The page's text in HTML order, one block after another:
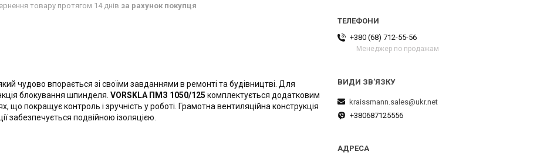
товару протягом 14 днів за рахунок покупця
чудово впорається зі своїми завданнями в ремонті та будівництві. Для
блокування шпинделя. VORSKLA ПМЗ 1050/125 комплектується додатковим
що покращує контроль і зручність у роботі. Грамотна вентиляційна конструкція
забезпечується подвійною ізоляцією.
+380 (68) 712-55-56
Менеджер по продажам
kraissmann.sales@ukr.net
+380687125556